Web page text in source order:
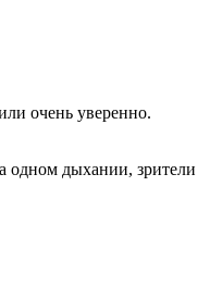
очень уверенно.
одном дыхании, зрители